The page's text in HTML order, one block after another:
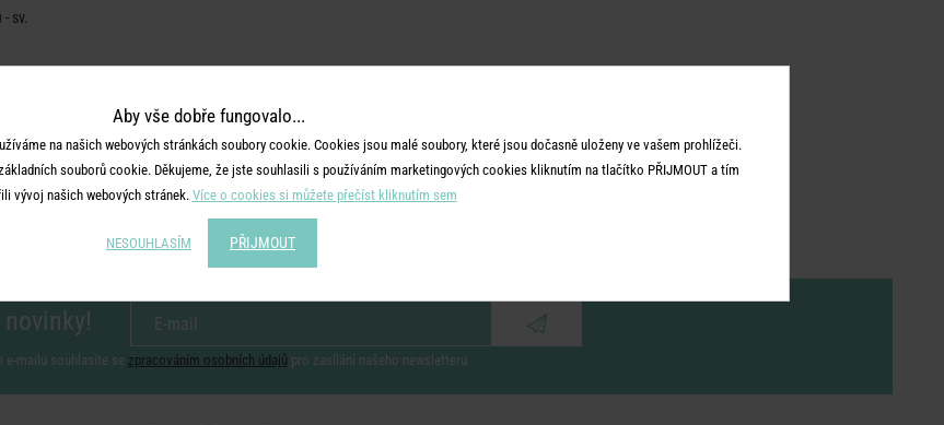
sv.
e-mailu souhlasíte se zpracováním osobních údajů pro zasílání našeho newsletteru
Aby vše dobře fungovalo...
na našich webových stránkách soubory cookie. Cookies jsou malé soubory, které jsou dočasně uloženy ve vašem prohlížeči.
souborů cookie. Děkujeme, že jste souhlasili s používáním marketingových cookies kliknutím na tlačítko PŘIJMOUT a tím
vývoj našich webových stránek. Více o cookies si můžete přečíst kliknutím sem
NESOUHLASÍM PŘIJMOUT